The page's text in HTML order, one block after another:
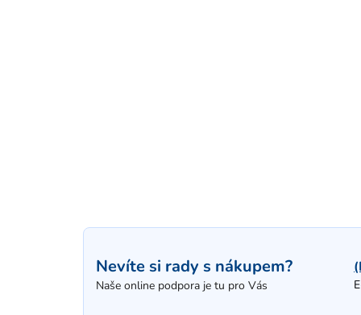
Nevíte si rady s nákupem?
Naše online podpora je tu pro Vás